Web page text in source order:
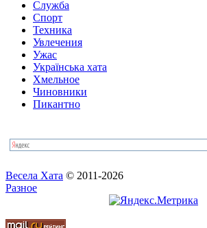
Служба
Спорт
Техника
Увлечения
Ужас
Українська хата
Хмельное
Чиновники
Пикантно
Весела Хата © 2011-2026
Разное